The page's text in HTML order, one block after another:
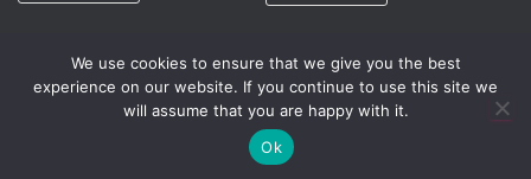
Hestia | Développé par
We use cookies to ensure that we give you the best
experience on our website. If you continue to use this site we
will assume that you are happy with it.
Ok